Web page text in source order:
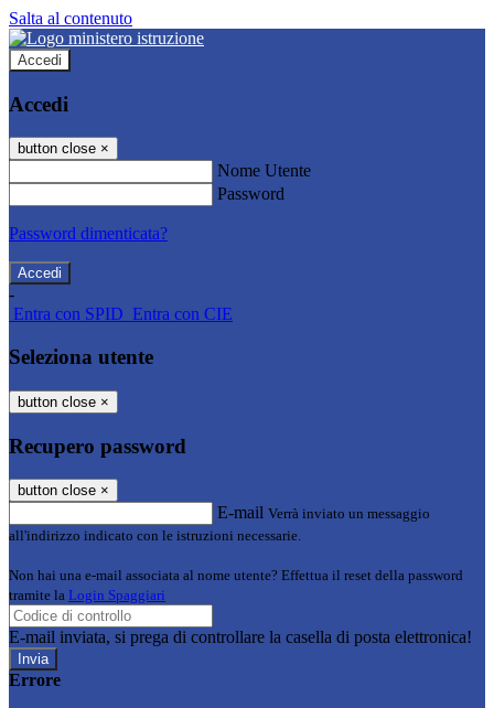
Salta al contenuto
Accedi
Accedi
button close ×
Nome Utente
Password
Password dimenticata?
-
Entra con SPID Entra con CIE
Seleziona utente
button close ×
Recupero password
button close ×
E-mail Verrà inviato un messaggio
all'indirizzo indicato con le istruzioni necessarie.
Non hai una e-mail associata al nome utente? Effettua il reset della password
tramite la Login Spaggiari
E-mail inviata, si prega di controllare la casella di posta elettronica!
Errore